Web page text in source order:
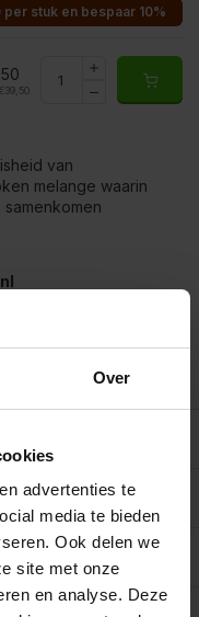
Over
advertenties te
media te bieden
Ook delen we
site met onze
en analyse. Deze
stuk en bespaar 10%
€39,50
van
melange waarin
dezelfde dag